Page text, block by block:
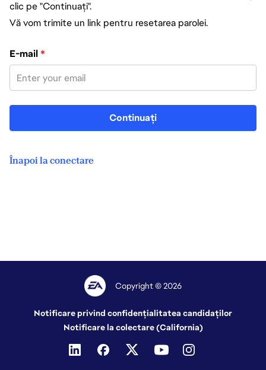
clic pe "Continuați".
Vă vom trimite un link pentru resetarea parolei.
Resetați parola cu adresa de e-mail
E-mail*
Continuați
Înapoi la conectare
Copyright © 2026
Notificare privind confidențialitatea candidaților
Notificare la colectare (California)